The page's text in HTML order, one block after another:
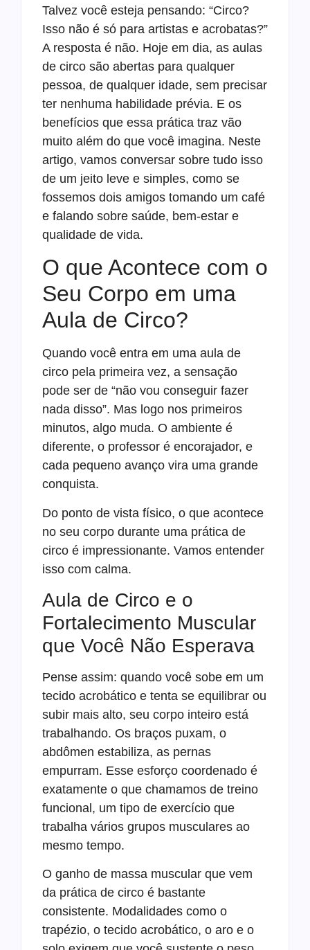
Talvez você esteja pensando: “Circo?
Isso não é só para artistas e acrobatas?”
A resposta é não. Hoje em dia, as aulas
de circo são abertas para qualquer
pessoa, de qualquer idade, sem precisar
ter nenhuma habilidade prévia. E os
benefícios que essa prática traz vão
muito além do que você imagina. Neste
artigo, vamos conversar sobre tudo isso
de um jeito leve e simples, como se
fossemos dois amigos tomando um café
e falando sobre saúde, bem-estar e
qualidade de vida.
O que Acontece com o
Seu Corpo em uma
Aula de Circo?
Quando você entra em uma aula de
circo pela primeira vez, a sensação
pode ser de “não vou conseguir fazer
nada disso”. Mas logo nos primeiros
minutos, algo muda. O ambiente é
diferente, o professor é encorajador, e
cada pequeno avanço vira uma grande
conquista.
Do ponto de vista físico, o que acontece
no seu corpo durante uma prática de
circo é impressionante. Vamos entender
isso com calma.
Aula de Circo e o
Fortalecimento Muscular
que Você Não Esperava
Pense assim: quando você sobe em um
tecido acrobático e tenta se equilibrar ou
subir mais alto, seu corpo inteiro está
trabalhando. Os braços puxam, o
abdômen estabiliza, as pernas
empurram. Esse esforço coordenado é
exatamente o que chamamos de treino
funcional, um tipo de exercício que
trabalha vários grupos musculares ao
mesmo tempo.
O ganho de massa muscular que vem
da prática de circo é bastante
consistente. Modalidades como o
trapézio, o tecido acrobático, o aro e o